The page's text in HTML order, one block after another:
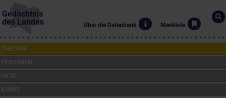
Gedächtnis
des Landes
Über die Datenbank Merkliste
CHRONIK